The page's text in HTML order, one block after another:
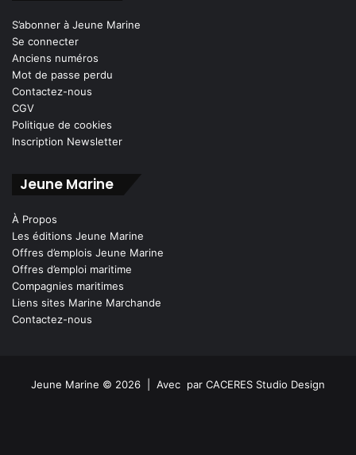
S’abonner à Jeune Marine
Se connecter
Anciens numéros
Mot de passe perdu
Contactez-nous
CGV
Politique de cookies
Inscription Newsletter
Jeune Marine
À Propos
Les éditions Jeune Marine
Offres d’emplois Jeune Marine
Offres d’emploi maritime
Compagnies maritimes
Liens sites Marine Marchande
Contactez-nous
Jeune Marine © 2026 | Avec par CACERES Studio Design